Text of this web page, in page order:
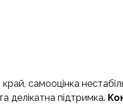
самооцінка
делікатна підтримка.